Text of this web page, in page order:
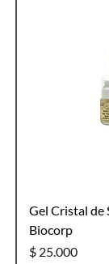
Gel Cristal de
Biocorp
Precio
$ 25.000